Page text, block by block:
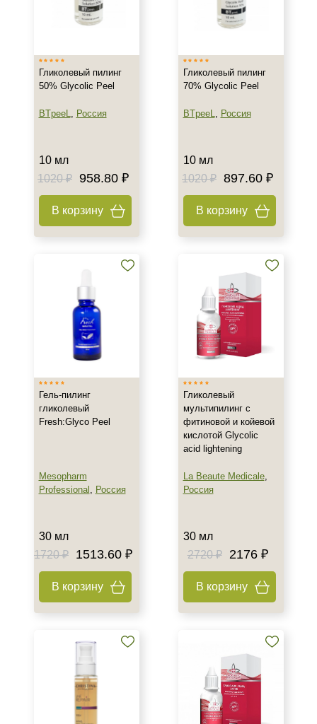
Действие
Обновление
Назначение против
Обновление клеток
Ровный тон
Показать еще
Область применения
Тело
10 мл
20 мл
Показать еще
Ингредиенты
Койевая кислота
Время применения
Гликолевый пилинг
50% Glycolic Peel
BTpeeL, Россия
10 мл
1020 ₽ 958.80 ₽
В корзину
Гликолевый пилинг
70% Glycolic Peel
BTpeeL, Россия
10 мл
1020 ₽ 897.60 ₽
В корзину
Гель-пилинг
гликолевый
Fresh:Glyco Peel
Mesopharm
Professional , Россия
30 мл
1720 ₽
1513.60 ₽
В корзину
Гликолевый
мультипилинг с
фитиновой и койевой
кислотой Glycolic
acid lightening
La Beaute Medicale,
Россия
30 мл
2720 ₽
2176 ₽
В корзину